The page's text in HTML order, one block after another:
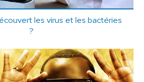
les virus et les bactéries
?